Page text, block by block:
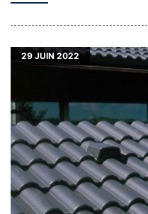
29 JUIN 2022